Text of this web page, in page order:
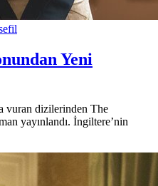
Yeni
vuran dizilerinden The
yayınlandı. İngiltere’nin